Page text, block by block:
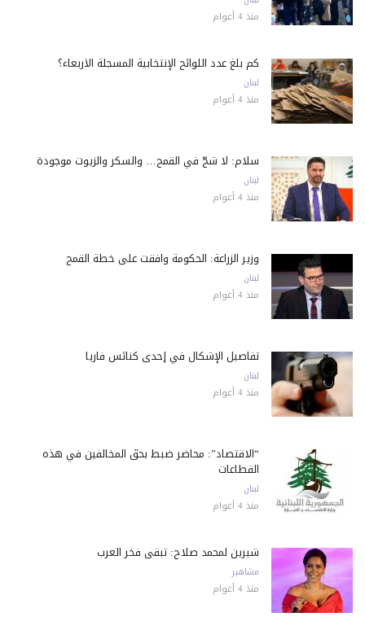
منذ 4 أعوام
كم بلغ عدد اللوائح الإنتخابية المسجلة الأربعاء؟
لبنان
منذ 4 أعوام
سلام: لا شحّ في القمح… والسكر والزيوت موجودة
لبنان
منذ 4 أعوام
وزير الزراعة: الحكومة وافقت على خطة القمح
لبنان
منذ 4 أعوام
تفاصيل الإشكال في إحدى كنائس فاريا
لبنان
منذ 4 أعوام
“الاقتصاد”: محاضر ضبط بحقّ المخالفين في هذه
القطاعات
لبنان
منذ 4 أعوام
شيرين لمحمد صلاح: تبقى فخر العرب
مشاهير
منذ 4 أعوام